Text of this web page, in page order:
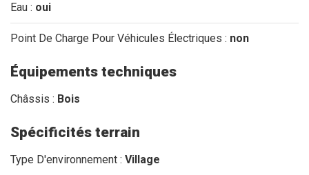
Eau : oui
Point De Charge Pour Véhicules Électriques : non
Équipements techniques
Châssis : Bois
Spécificités terrain
Type D'environnement : Village